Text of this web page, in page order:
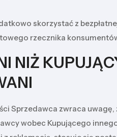
skorzystać z
rzecznika
NIŻ
Sprzedawca zwraca uwagę,
wobec Kupującego